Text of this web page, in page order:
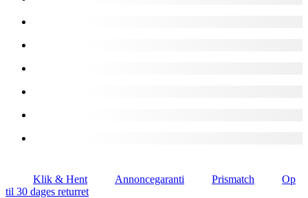
Klik & Hent Annoncegaranti Prismatch
Op
til 30 dages returret